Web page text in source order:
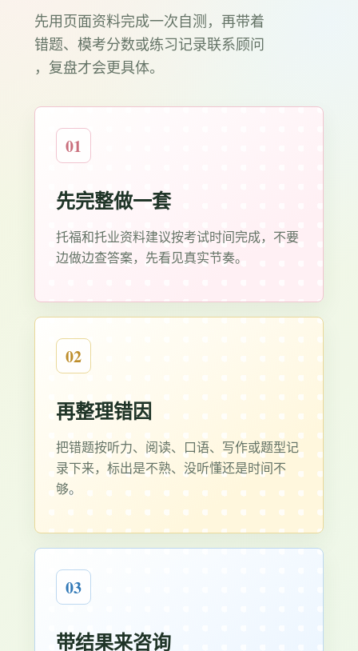
先用页面资料完成一次自测，再带着
错题、模考分数或练习记录联系顾问
，复盘才会更具体。
01
先完整做一套
托福和托业资料建议按考试时间完成，不要
边做边查答案，先看见真实节奏。
02
再整理错因
把错题按听力、阅读、口语、写作或题型记
录下来，标出是不熟、没听懂还是时间不
够。
03
带结果来咨询